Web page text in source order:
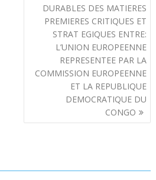
DURABLES DES MATIERES
PREMIERES CRITIQUES ET
STRAT EGIQUES ENTRE:
L’UNION EUROPEENNE
REPRESENTEE PAR LA
COMMISSION EUROPEENNE
ET LA REPUBLIQUE
DEMOCRATIQUE DU
CONGO